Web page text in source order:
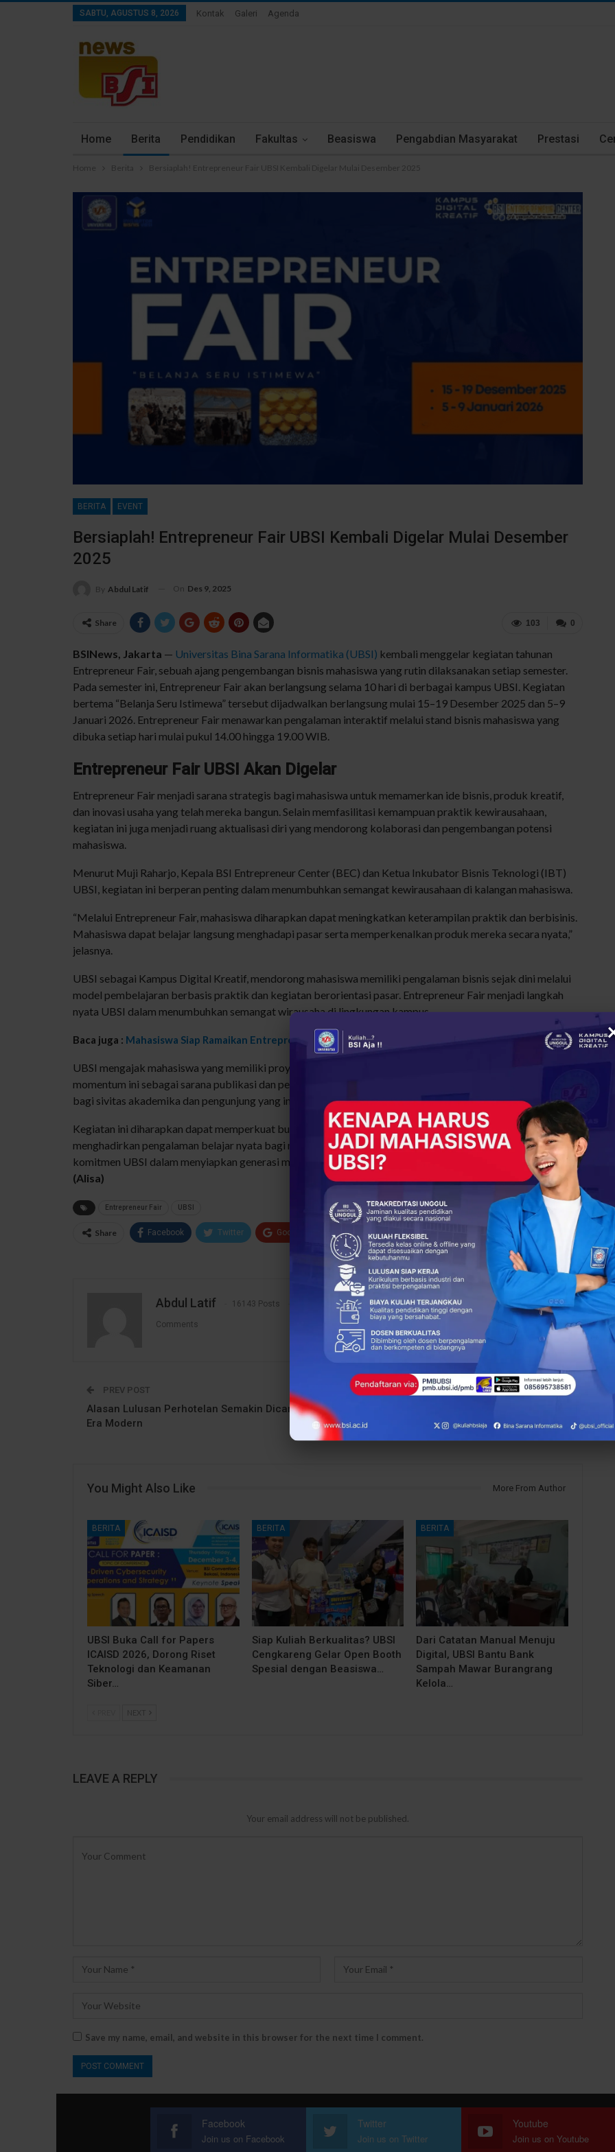
SABTU, AGUSTUS 8, 2026 Kontak Galeri Agenda
Home Berita Pendidikan Fakultas Beasiswa Pengabdian Masyarakat Prestasi
Home Berita Bersiaplah! Entrepreneur Fair UBSI Kembali Digelar Mulai Desember 2025
BERITA EVENT
Bersiaplah! Entrepreneur Fair UBSI Kembali Digelar Mulai Desember
2025
By Abdul Latif On Des 9, 2025
0
103
Share
BSINews , Jakarta — Universitas Bina Sarana Informatika (UBSI) kembali menggelar kegiatan tahunan
Entrepreneur Fair, sebuah ajang pengembangan bisnis mahasiswa yang rutin dilaksanakan setiap semester.
Pada semester ini , Entrepreneur Fair akan berlangsung selama 10 hari di berbagai kampus UBSI. Kegiatan
bertema “Belanja Seru Istimewa”tersebut dijadwalkan berlangsung mulai 15–19 Desember 2025 dan 5–9
Januari 2026. Entrepreneur Fair menawarkan pengalaman interaktif melalui stand bisnis mahasiswa yang
dibuka setiap hari mulai pukul 14.00 hingga 19.00 WIB.
Entrepreneur Fair UBSI Akan Digelar
Entrepreneur Fair menjadi sarana strategis bagi mahasiswa untuk memamerkan ide bisnis produk kreatif
dan inovasi usaha yang telah mereka bangun Selain memfasilitasi kemampuan praktik kewirausahaan
kegiatan ini juga menjadi ruang aktualisasi diri yang mendorong kolaborasi dan pengembangan potensi
mahasiswa
Menurut Muji Raharjo Kepala BSI Entrepreneur Center (BEC) dan Ketua Inkubator Bisnis Teknologi (IBT)
UBSI, kegiatan ini berperan penting dalam menumbuhkan semangat kewirausahaan di kalangan mahasiswa
“Melalui Entrepreneur Fair, mahasiswa diharapkan dapat meningkatkan keterampilan praktik dan berbisinis
Mahasiswa dapat belajar langsung menghadapi pasar serta memperkenalkan produk mereka secara nyata,”
jelasnya
UBSI sebagai Kampus Digital Kreatif mendorong mahasiswa memiliki pengalaman bisnis sejak dini melalui
model pembelajaran berbasis praktik dan kegiatan berorientasi pasar. Entrepreneur Fair menjadi langkah
nyata UBSI dalam menumbuhkan semangatwirausahadilingkungankampus.
Baca juga : Mahasiswa Siap Ramaikan Entrepreneur Fair 2025 dengan Puluhan Produk Unggulan
UBSI mengajak mahasiswa yang memiliki proyek
momentum ini sebagai sarana publikasi dan pengembangan
bagi sivitas akademika dan pengunjung yang ingin menikmatiragamprodukkreatifkaryamahasiswa
Kegiatan ini diharapkan dapat memperkuat budaya inovasidankreativitasdikampus,sekaligus
menghadirkan pengalaman belajar nyata bagi mahasiswaUBSI. Entrepreneur Fairmenjadisalah satu
komitmen UBSI dalam menyiapkan generasi muda siapberadaptasi
modern.
(Alisa)
Entrepreneur Fair UBSI
0
103
Share Facebook Twitter Google+ ReddIt
Abdul Latif 16143 Posts
Comments
PREV POST
Alasan Lulusan Perhotelan Semakin Dicari di
Era Modern
NEXT POST
Edufair SMA Putra Bangsa Depok 2025
You Might Also Like More From Author
BERITA
UBSI Buka Call for Papers
ICAISD 2026, Dorong Riset
Teknologi dan Keamanan
Siber…
BERITA
Siap Kuliah Berkualitas? UBSI
Cengkareng Gelar Open Booth
Spesial dengan Beasiswa…
BERITA
Dari Catatan Manual Menuju
Digital, UBSI Bantu Bank
Sampah Mawar Burangrang
Kelola…
NEXT
LEAVE A REPLY
Your email address will not be published.
Save my name, email, and website in this browser for the next time I comment.
Facebook
Join us on Facebook
Twitter
Join us on Twitter
Youtube
Join us on Youtube